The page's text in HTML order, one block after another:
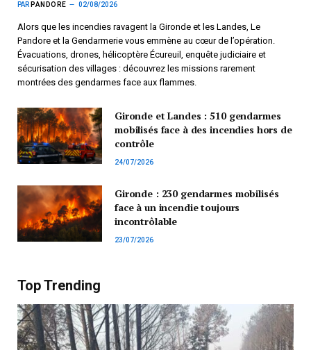
PAR PANDORE 02/08/2026
Alors que les incendies ravagent la Gironde et les Landes, Le
Pandore et la Gendarmerie vous emmène au cœur de l’opération.
Évacuations, drones, hélicoptère Écureuil, enquête judiciaire et
sécurisation des villages : découvrez les missions rarement
montrées des gendarmes face aux flammes.
Gironde et Landes : 510 gendarmes
mobilisés face à des incendies hors de
contrôle
24/07/2026
Gironde : 230 gendarmes mobilisés
face à un incendie toujours
incontrôlable
23/07/2026
Top Trending